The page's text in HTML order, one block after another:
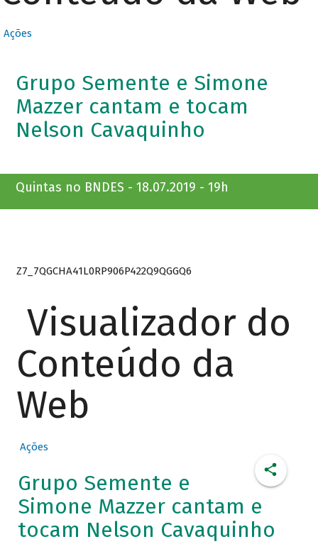
Ações
Grupo Semente e Simone
Mazzer cantam e tocam
Nelson Cavaquinho
Quintas no BNDES - 18.07.2019 - 19h
Z7_7QGCHA41L0RP906P422Q9QGGQ6
Visualizador do
Conteúdo da
Web
Ações
Grupo Semente e
Simone Mazzer cantam e
tocam Nelson Cavaquinho